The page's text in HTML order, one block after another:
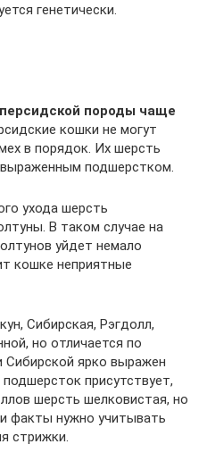
генетически.
породы чаще
кошки не могут
в порядок. Их шерсть
выраженным подшерстком.
ухода шерсть
В таком случае на
уйдет немало
кошке неприятные
Сибирская, Рэгдолл,
но отличается по
Сибирской ярко выражен
присутствует,
шерсть шелковистая, но
факты нужно учитывать
стрижки.